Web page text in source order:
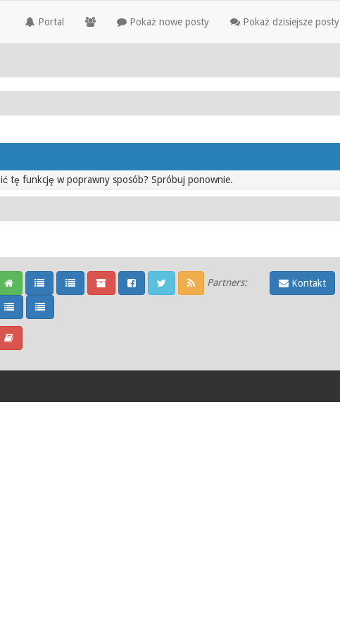
Portal Pokaż nowe posty Pokaż dzisiejsze posty
tę funkcję w poprawny sposób? Spróbuj ponownie.
Partners: Kontakt